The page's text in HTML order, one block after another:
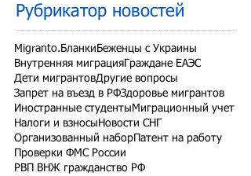
Рубрикатор новостей
Migranto.Бланки Беженцы с Украины
Внутренняя миграция Граждане ЕАЭС
Дети мигрантовДругие вопросы
Запрет на въезд в РФЗдоровье мигрантов
Иностранные студенты Миграционный учет
Налоги и взносы Новости СНГ
Организованный набор Патент на работу
Проверки ФМС России
РВП ВНЖ гражданство РФ